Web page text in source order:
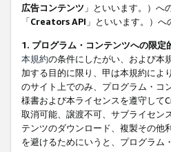
広告コンテンツ 」といいます。）へ
「Creators API 」といいます。）
1. プログラム・コンテンツへの限定
本規約の条件にしたがい、および本
加する目的に限り、甲は本規約によ
のサイト上でのみ、プログラム・コ
様書および本ライセンスを遵守して
取消可能、譲渡不可、サブライセン
テンツのダウンロード、複製その他
を避けるためにいうと、プログラム